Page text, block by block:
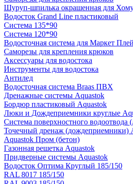
Шуруп-шпилька окрашенная для
Водосток Grand Line пластиковый
Система 135*90
Система 120*90
Водосточная система для Маркет
Саморезы для крепления крюков
Аксессуары для водостока
Инструменты для водостока
Антилед
Водосточная система Braas ПВХ
Дренажные системы Aquastok
Бордюр пластиковый Aquastok
Люки и Дождеприемники круглые
Система поверхностного водоотвода
Точечный дренаж (дождеприемники)
Aquastok Пром (бетон)
Газонная решетка Aquastok
Придверные системы Aquastok
Водосток Оптима Круглый 185/150
RAL 8017 185/150